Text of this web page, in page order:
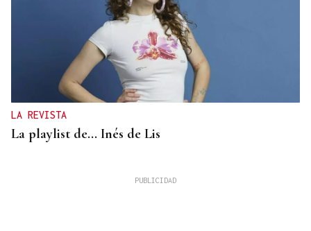
LA REVISTA
La playlist de... Inés de Lis